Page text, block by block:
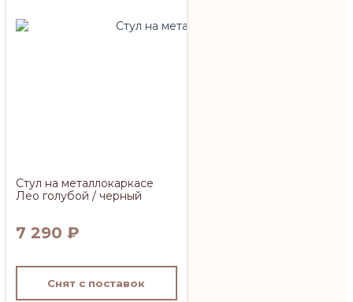
Стул на металлокаркасе
Лео голубой / черный
7 290 ₽
Снят с поставок